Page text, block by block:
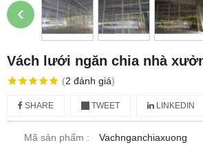
‹
Vách lưới ngăn chia nhà
(2 đánh giá)
SHARE TWEET LINKEDIN
Mã sản phẩm :
Vachnganchiaxuong